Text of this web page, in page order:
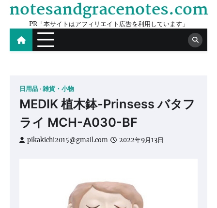
Skip
content
notesandgracenotes.com
PR「本サイトはアフィリエイト広告を利用しています」
日用品 雑貨・小物
MEDIK 植木鉢-Prinsess バタフ
ライ MCH-A030-BF
pikakichi2015@gmail.com 2022年9月13日